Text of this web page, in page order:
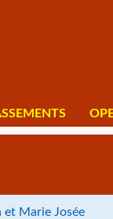
et Marie Josée
1 av